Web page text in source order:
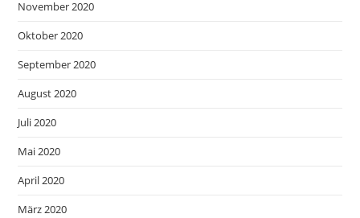
November 2020
Oktober 2020
September 2020
August 2020
Juli 2020
Mai 2020
April 2020
März 2020